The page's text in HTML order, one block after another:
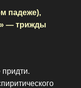
падеже),
— трижды